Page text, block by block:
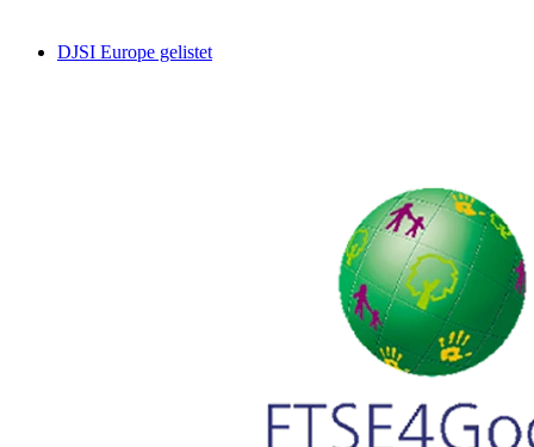
DJSI Europe gelistet